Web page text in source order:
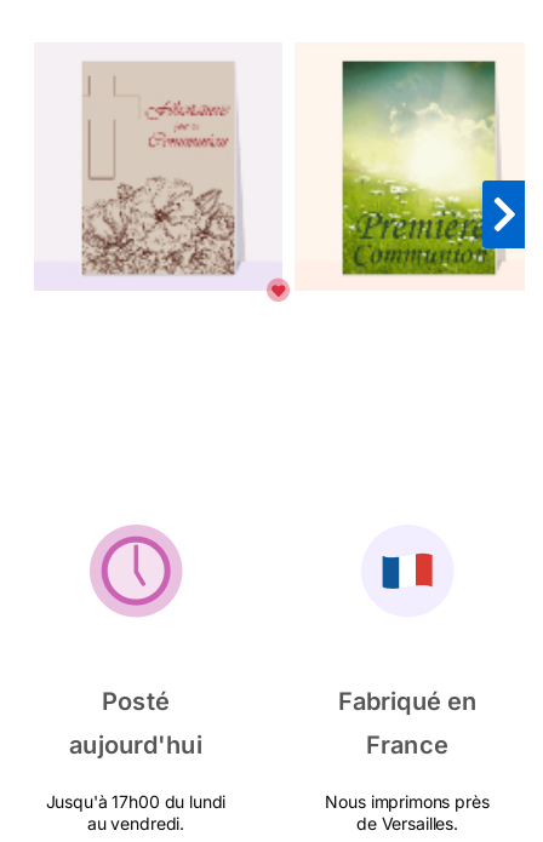
Posté
aujourd'hui
Jusqu'à 17h00 du lundi
au vendredi.
Fabriqué en
France
Nous imprimons près
de Versailles.